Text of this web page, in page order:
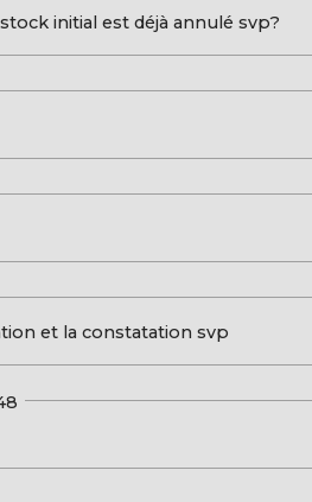
initial est déjà annulé svp?
et la constatation svp